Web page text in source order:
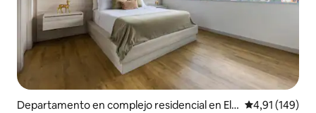
Departamento en complejo residencial en El T Calificación
4,91 (149)